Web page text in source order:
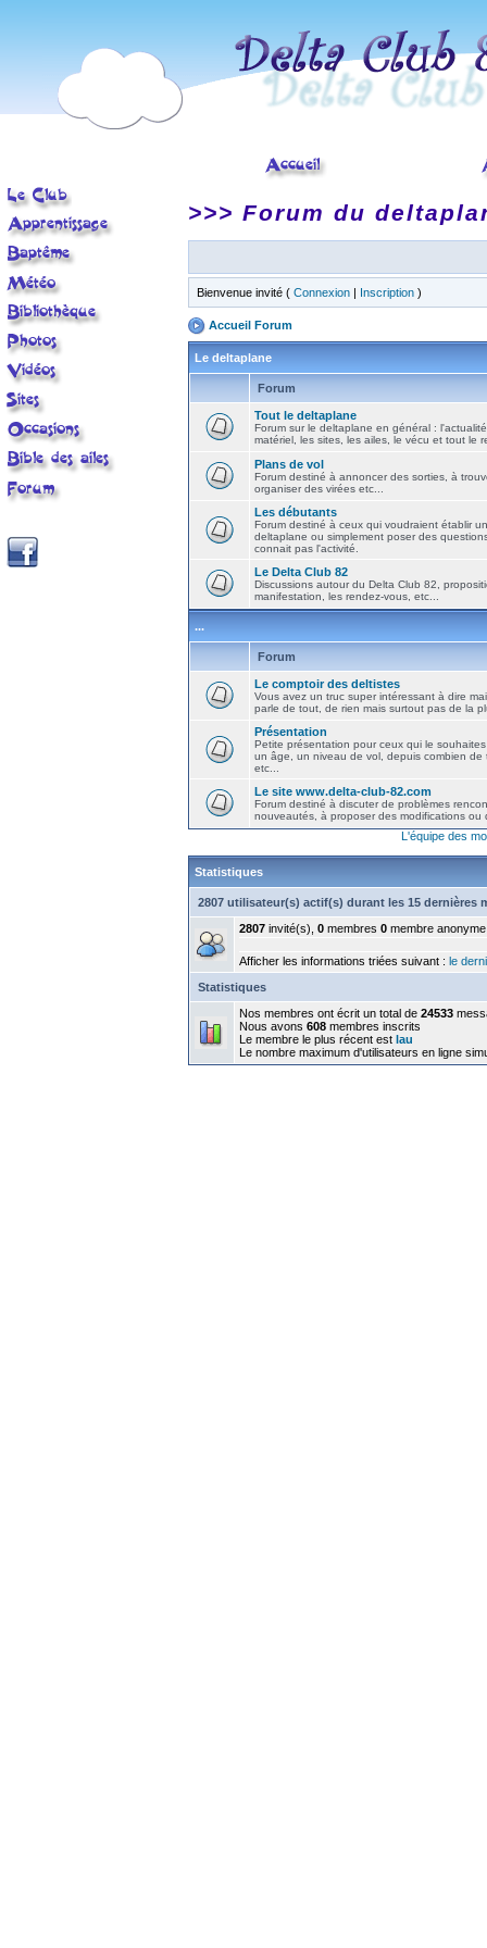
>>> Forum du
Bienvenue invité ( Connexion | Inscription )
Accueil Forum
Le deltaplane
Forum
Tout le deltaplane
Forum sur le deltaplane en général :
matériel, les sites, les ailes, le vécu et tout le
Plans de vol
Forum destiné à annoncer des sorties, à
organiser des virées etc...
Les débutants
Forum destiné à ceux qui voudraient établir
deltaplane ou simplement poser des
connait pas l'activité.
Le Delta Club 82
Discussions autour du Delta Club 82,
manifestation, les rendez-vous, etc...
...
Forum
Le comptoir des deltistes
Vous avez un truc super intéressant à dire
parle de tout, de rien mais surtout pas de la
Présentation
Petite présentation pour ceux qui le
un âge, un niveau de vol, depuis combien de
etc...
Le site www.delta-club-82.com
Forum destiné à discuter de problèmes
nouveautés, à proposer des modifications ou
L'équipe des
Statistiques
2807 utilisateur(s) actif(s) durant les 15 dernières
2807 invité(s), 0 membres 0 membre anonyme
Afficher les informations triées suivant : le
Statistiques
Nos membres ont écrit un total de 24533
Nous avons 608 membres inscrits
Le membre le plus récent est lau
Le nombre maximum d'utilisateurs en ligne